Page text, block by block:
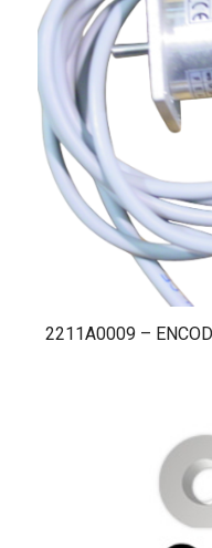
2211A0009 –